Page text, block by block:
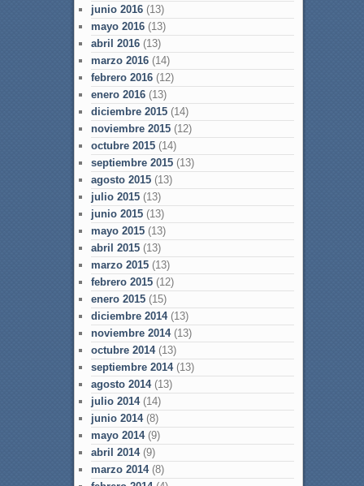
junio 2016(13)
mayo 2016(13)
abril 2016(13)
marzo 2016(14)
febrero 2016(12)
enero 2016(13)
diciembre 2015(14)
noviembre 2015(12)
octubre 2015(14)
septiembre 2015(13)
agosto 2015(13)
julio 2015(13)
junio 2015(13)
mayo 2015(13)
abril 2015(13)
marzo 2015(13)
febrero 2015(12)
enero 2015(15)
diciembre 2014(13)
noviembre 2014(13)
octubre 2014(13)
septiembre 2014(13)
agosto 2014(13)
julio 2014(14)
junio 2014(8)
mayo 2014(9)
abril 2014(9)
marzo 2014(8)